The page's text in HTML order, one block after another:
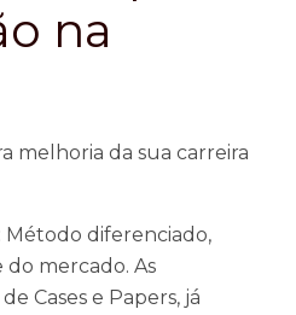
na
melhoria da sua carreira
Método diferenciado,
mercado. As
Cases e Papers, já